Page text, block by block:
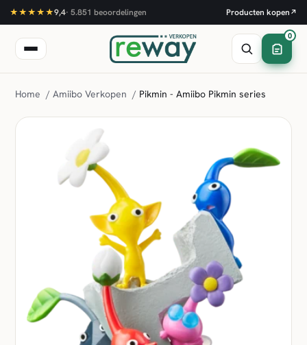
★★★★★9,4· 5.851 beoordelingen Producten kopen ↗
0
Home / Amiibo Verkopen / Pikmin - Amiibo Pikmin series